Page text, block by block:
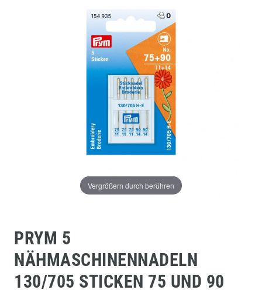
Vergrößern durch berühren
PRYM 5
NÄHMASCHINENNADELN
130/705 STICKEN 75 UND 90